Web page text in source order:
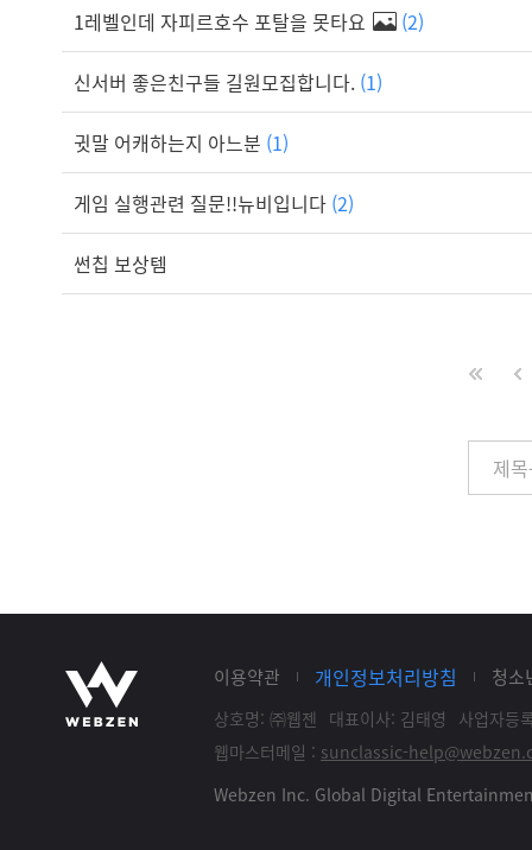
1레벨인데 자피르호수 포탈을 못타요 (2)
신서버 좋은친구들 길원모집합니다. (1)
귓말 어캐하는지 아느분 (1)
게임 실행관련 질문!!뉴비입니다 (2)
썬칩 보상템
이용약관 개인정보처리방침 청소
상호명: ㈜웹젠 대표이사: 김태영
사업자등
웹마스터메일 : sunclassic-
Webzen Inc. Global Digital